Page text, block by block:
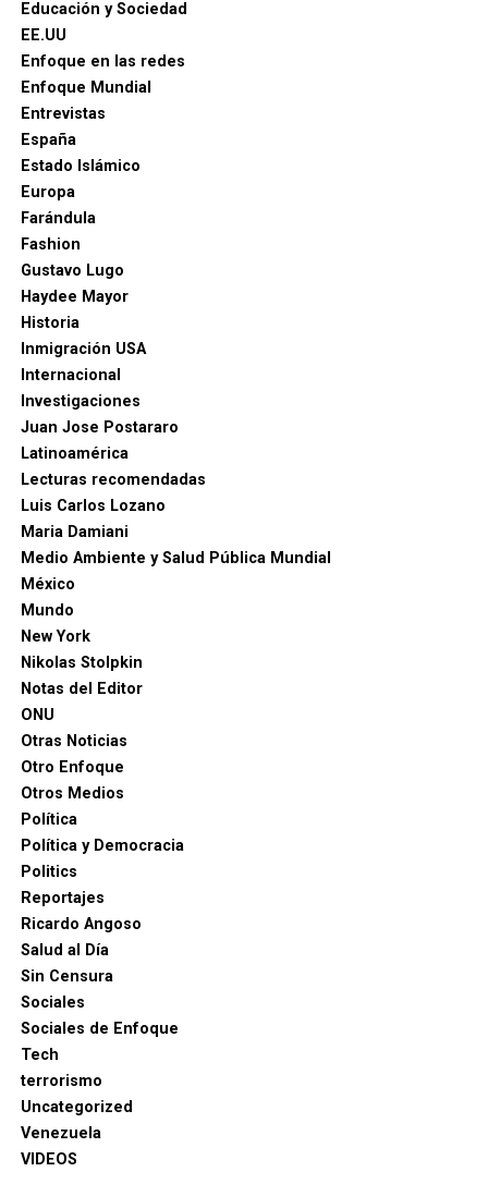
Educación y Sociedad
EE.UU
Enfoque en las redes
Enfoque Mundial
Entrevistas
España
Estado Islámico
Europa
Farándula
Fashion
Gustavo Lugo
Haydee Mayor
Historia
Inmigración USA
Internacional
Investigaciones
Juan Jose Postararo
Latinoamérica
Lecturas recomendadas
Luis Carlos Lozano
Maria Damiani
Medio Ambiente y Salud Pública Mundial
México
Mundo
New York
Nikolas Stolpkin
Notas del Editor
ONU
Otras Noticias
Otro Enfoque
Otros Medios
Política
Política y Democracia
Politics
Reportajes
Ricardo Angoso
Salud al Día
Sin Censura
Sociales
Sociales de Enfoque
Tech
terrorismo
Uncategorized
Venezuela
VIDEOS